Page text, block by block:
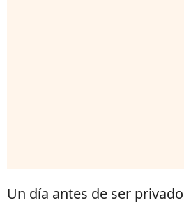
Un día antes de ser